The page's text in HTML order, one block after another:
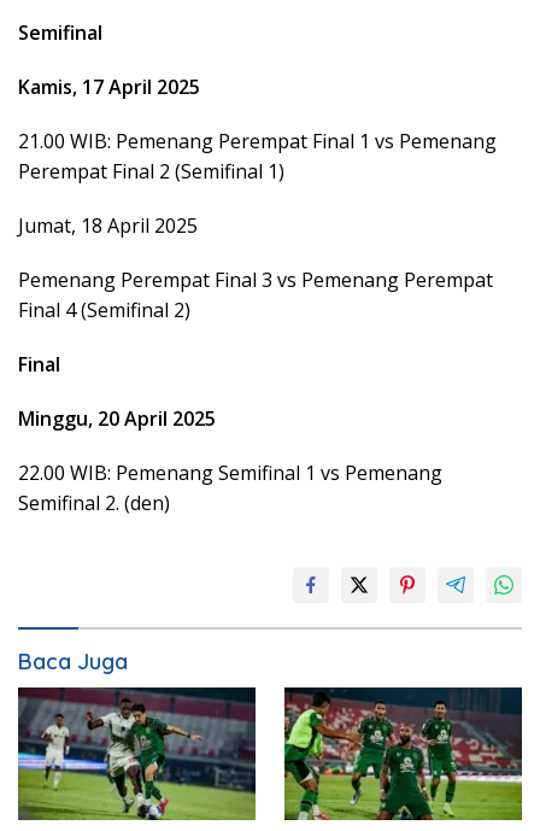
Semifinal
Kamis, 17 April 2025
21.00 WIB: Pemenang Perempat Final 1 vs Pemenang
Perempat Final 2 (Semifinal 1)
Jumat, 18 April 2025
Pemenang Perempat Final 3 vs Pemenang Perempat
Final 4 (Semifinal 2)
Final
Minggu, 20 April 2025
22.00 WIB: Pemenang Semifinal 1 vs Pemenang
Semifinal 2. (den)
Baca Juga